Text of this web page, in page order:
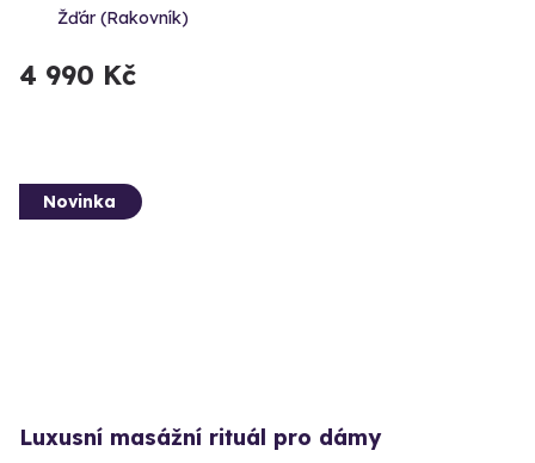
Žďár (Rakovník)
4 990 Kč
Novinka
Luxusní masážní rituál pro dámy